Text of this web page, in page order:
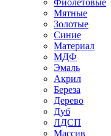
Фиолетовые
Мятные
Золотые
Синие
Материал
МДФ
Эмаль
Акрил
Береза
Дерево
Дуб
ЛДСП
Массив